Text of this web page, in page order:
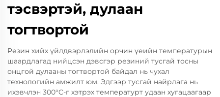
тэсвэртэй, дулаан
тогтвортой
Резин хийх үйлдвэрлэлийн орчин үеийн температурын
шаардлагад нийцсэн дэвсгэр резиний тусгай тосны
онцгой дулааны тогтвортой байдал нь чухал
технологийн амжилт юм. Эдгээр тусгай найрлага нь
ихэвчлэн 300°C-г хэтрэх температурт удаан хугацаагаар